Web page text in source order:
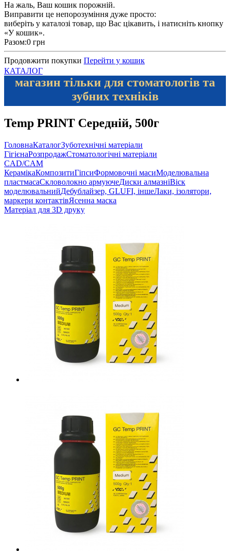
На жаль, Ваш кошик порожній.
Виправити це непорозуміння дуже просто:
виберіть у каталозі товар, що Вас цікавить, і натисніть кнопку
«У кошик».
Разом:0 грн
Продовжити покупки Перейти у кошик
КАТАЛОГ
магазин тільки для стоматологів та
зубних техніків
Temp PRINT Середній, 500г
ГоловнаКаталогЗуботехнічні матеріали
ГігієнаРозпродажСтоматологічні матеріали
CAD/CAM
КерамікаКомпозитиГіпсиФормовочні масиМоделювальна
пластмасаСкловолокно армуючеДиски алмазніВіск
моделювальнийДебублайзер, GLUFI, іншеЛаки, ізолятори,
маркери контактівЯсенна маска
Матеріал для 3D друку